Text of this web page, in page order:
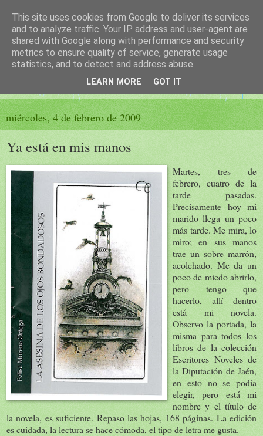
El sueño de las palabras
PÁGINA LITERARIA DE FELISA MORENO
miércoles, 4 de febrero de 2009
Ya está en mis manos
Martes, tres de
febrero, cuatro de la
tarde pasadas.
Precisamente hoy mi
marido llega un poco
más tarde. Me mira, lo
miro; en sus manos
trae un sobre marrón,
acolchado. Me da un
poco de miedo abrirlo,
pero tengo que
hacerlo, allí dentro
está mi novela.
Observo la portada, la
misma para todos los
libros de la colección
Escritores Noveles de
la Diputación de Jaén,
en esto no se podía
elegir, pero está mi
nombre y el título de
la novela, es suficiente. Repaso las hojas, 168 páginas. La edición
es cuidada, la lectura se hace cómoda, el tipo de letra me gusta.
This site uses cookies from Google to deliver its services
and to analyze traffic. Your IP address and user-agent are
shared with Google along with performance and security
metrics to ensure quality of service, generate usage
statistics, and to detect and address abuse.
LEARN MORE GOT IT